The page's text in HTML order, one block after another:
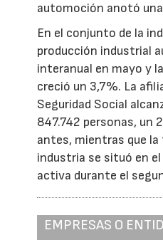
automoción anotó
En el conjunto de la
producción industrial
interanual en mayo y
creció un 3,7%. La
Seguridad Social
847.742 personas, un
antes, mientras que la
industria se situó en
activa durante el
EMPRESAS O